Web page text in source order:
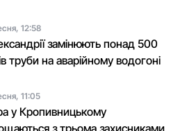
12:58
замінюють понад 500
труби на аварійному водогоні
11:05
у Кpопивницькому
з тpьома захисниками